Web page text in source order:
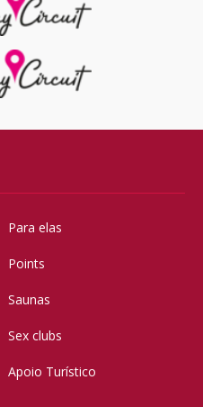
Para elas
Points
Saunas
Sex clubs
Apoio Turístico